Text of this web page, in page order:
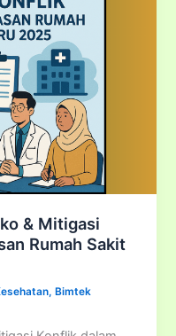
& Mitigasi
Rumah Sakit
, Bimtek